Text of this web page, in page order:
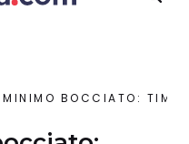
MINIMO BOCCIATO: